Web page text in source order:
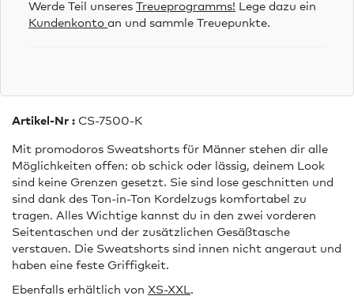
Werde Teil unseres Treueprogramms! Lege dazu ein
Kundenkonto an und sammle Treuepunkte.
Artikel-Nr : CS-7500-K
Mit promodoros Sweatshorts für Männer stehen dir alle
Möglichkeiten offen: ob schick oder lässig, deinem Look
sind keine Grenzen gesetzt. Sie sind lose geschnitten und
sind dank des Ton-in-Ton Kordelzugs komfortabel zu
tragen. Alles Wichtige kannst du in den zwei vorderen
Seitentaschen und der zusätzlichen Gesäßtasche
verstauen. Die Sweatshorts sind innen nicht angeraut und
haben eine feste Griffigkeit.
Ebenfalls erhältlich von XS-XXL .